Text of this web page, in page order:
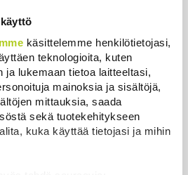
käsittelemme henkilötietojasi,
teknologioita, kuten
ja lukemaan tietoa laitteeltasi,
mainoksia ja sisältöjä,
mittauksia, saada
sekä tuotekehitykseen
kuka käyttää tietojasi ja mihin
lähtivät puhelimet, nyt
olevan pulaa ohjuksista